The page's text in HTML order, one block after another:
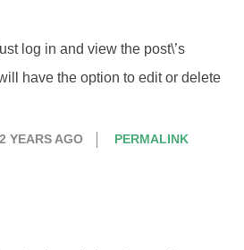
log in and view the post\’s
have the option to edit or delete
YEARS AGO PERMALINK